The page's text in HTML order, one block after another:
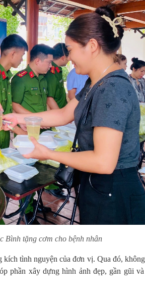
Bình tặng cơm cho bệnh nhân
tình nguyện của đơn vị. Qua đó,
phần xây dựng hình ảnh đẹp, gần gũi và